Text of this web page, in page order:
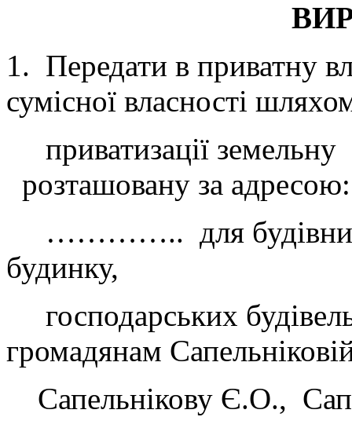
1. Передати в приватну
сумісної власності
приватизації
розташовану за
………….. для
будинку,
господарських
громадянам
Сапельнікову Є.О.,